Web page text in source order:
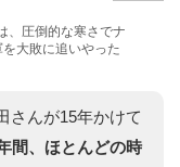
、圧倒的な寒さでナ
大敗に追いやった
さんが15年かけて
間、ほとんどの時